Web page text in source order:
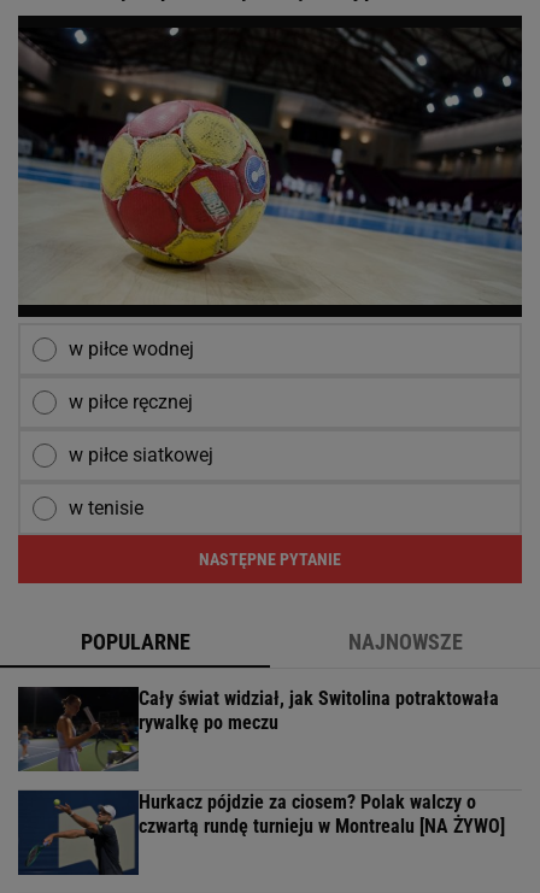
w piłce wodnej
w piłce ręcznej
w piłce siatkowej
w tenisie
NASTĘPNE PYTANIE
POPULARNE NAJNOWSZE
Cały świat widział, jak Switolina potraktowała
rywalkę po meczu
Hurkacz pójdzie za ciosem? Polak walczy o
czwartą rundę turnieju w Montrealu [NA ŻYWO]